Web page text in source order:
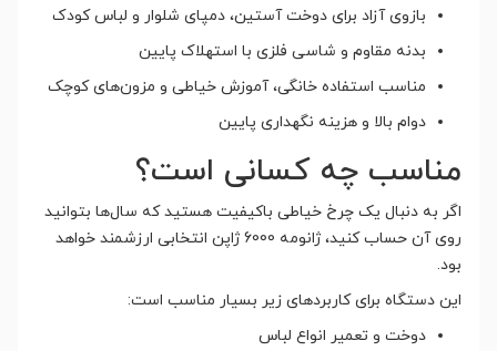
بازوی آزاد برای دوخت آستین، دمپای شلوار و لباس کودک
بدنه مقاوم و شاسی فلزی با استهلاک پایین
مناسب استفاده خانگی، آموزش خیاطی و مزون‌های کوچک
دوام بالا و هزینه نگهداری پایین
مناسب چه کسانی است؟
اگر به دنبال یک چرخ خیاطی باکیفیت هستید که سال‌ها بتوانید
روی آن حساب کنید، ژانومه 6000 ژاپن انتخابی ارزشمند خواهد
بود.
این دستگاه برای کاربردهای زیر بسیار مناسب است:
دوخت و تعمیر انواع لباس